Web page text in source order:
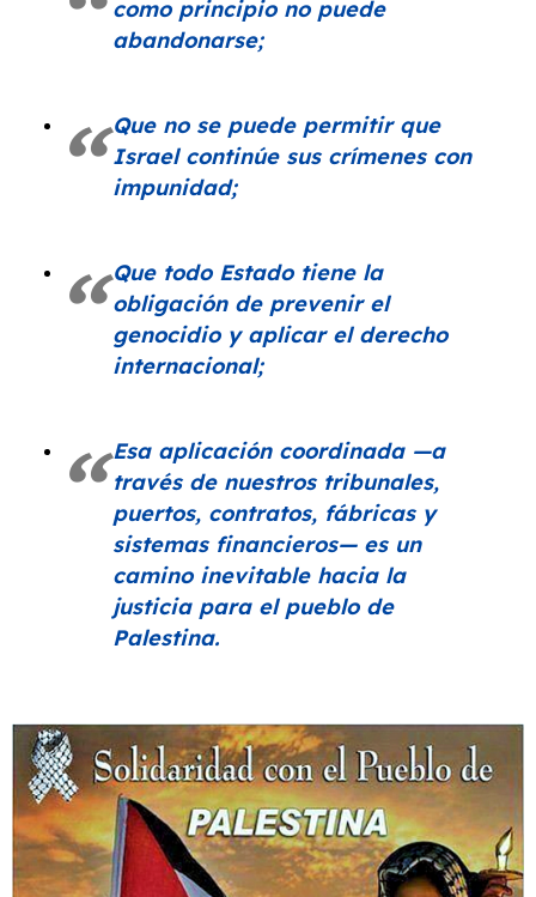
como principio no puede
abandonarse;
Que no se puede permitir que
Israel continúe sus crímenes con
impunidad;
Que todo Estado tiene la
obligación de prevenir el
genocidio y aplicar el derecho
internacional;
Esa aplicación coordinada —a
través de nuestros tribunales,
puertos, contratos, fábricas y
sistemas financieros— es un
camino inevitable hacia la
justicia para el pueblo de
Palestina.